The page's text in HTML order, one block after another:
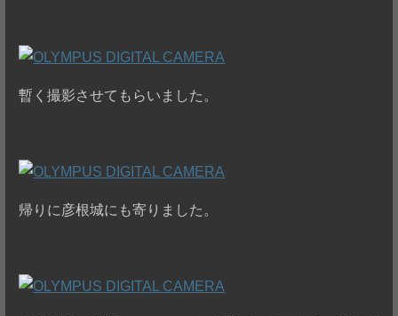
暫く撮影させてもらいました。
帰りに彦根城にも寄りました。